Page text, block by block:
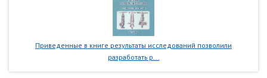
Приведенные в книге результаты исследований позволили
разработать р...